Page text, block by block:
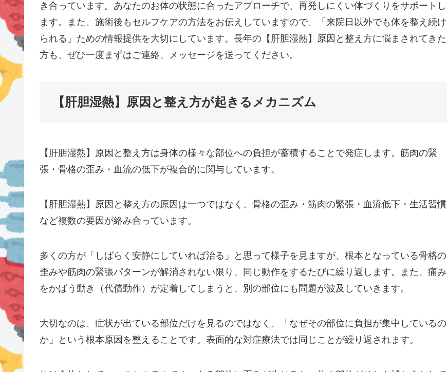
き合っています。あなたのお体の状態に合ったアプローチで、再発しにくい体づくりをサポートし
ます。また、施術後もセルフケアの方法をお伝えしていますので、「来院日以外でも体を整え続け
られる」ための情報提供を大切にしています。長年の【肝胆湿熱】原因と整え方に悩まされてきた
方も、ぜひ一度まずはご連絡、メッセージを送ってください。
【肝胆湿熱】原因と整え方が起きるメカニズム
【肝胆湿熱】原因と整え方は身体の様々な部位への負担が蓄積することで発症します。筋肉の緊
張・骨格の歪み・血流の低下が複合的に関与しています。
【肝胆湿熱】原因と整え方の原因は一つではなく、骨格の歪み・筋肉の緊張・血流低下・生活習慣
など複数の要因が絡み合っています。
多くの方が「しばらく安静にしていれば治る」と思って様子を見ますが、根本となっている骨格の
歪みや筋肉の緊張パターンが解消されない限り、同じ動作をするたびに繰り返します。また、痛み
をかばう動き（代償動作）が定着してしまうと、別の部位にも問題が波及していきます。
大切なのは、症状が出ている部位だけを見るのではなく、「なぜその部位に負担が集中しているの
か」という根本原因を整えることです。表面的な対症療法では同じことが繰り返されます。